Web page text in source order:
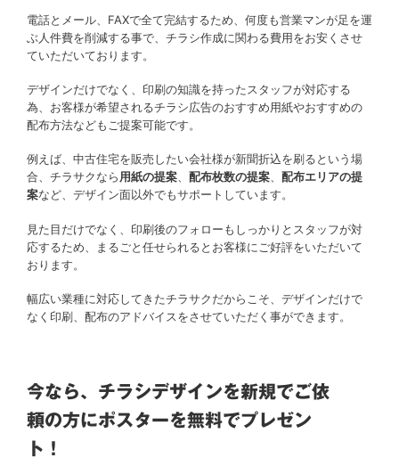
電話とメール、FAXで全て完結するため、何度も営業マンが足を運
ぶ人件費を削減する事で、チラシ作成に関わる費用をお安くさせ
ていただいております。
デザインだけでなく、印刷の知識を持ったスタッフが対応する
為、お客様が希望されるチラシ広告のおすすめ用紙やおすすめの
配布方法などもご提案可能です。
例えば、中古住宅を販売したい会社様が新聞折込を刷るという場
合、チラサクなら用紙の提案、 配布枚数の提案、 配布エリアの提
案など、デザイン面以外でもサポートしています。
見た目だけでなく、印刷後のフォローもしっかりとスタッフが対
応するため、まるごと任せられるとお客様にご好評をいただいて
おります。
幅広い業種に対応してきたチラサクだからこそ、デザインだけで
なく印刷、配布のアドバイスをさせていただく事ができます。
今なら、チラシデザインを新規でご依
頼の方にポスターを無料でプレゼン
ト！